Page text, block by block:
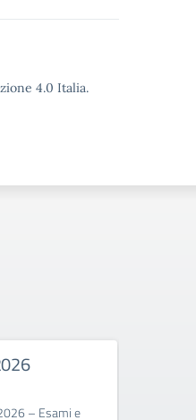
4.0 Italia.
– Esami e